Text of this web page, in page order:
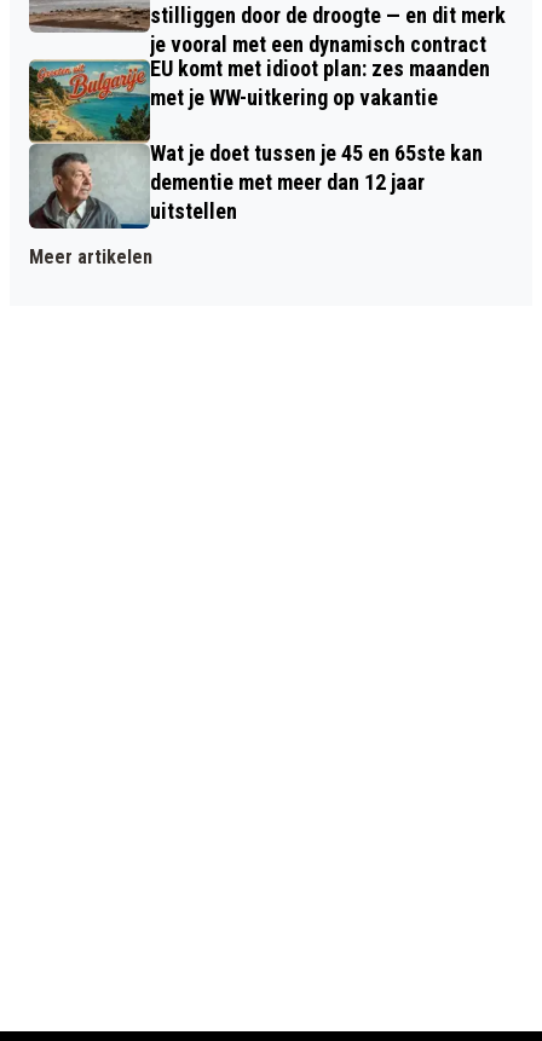
stilliggen door de droogte — en dit merk
je vooral met een dynamisch contract
EU komt met idioot plan: zes maanden
met je WW-uitkering op vakantie
Wat je doet tussen je 45 en 65ste kan
dementie met meer dan 12 jaar
uitstellen
Meer artikelen